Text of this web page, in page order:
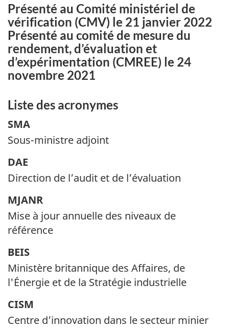
Présenté au Comité ministériel de
vérification (CMV) le 21 janvier 2022
Présenté au comité de mesure du
rendement, d’évaluation et
d’expérimentation (CMREE) le 24
novembre 2021
Liste des acronymes
SMA
Sous-ministre adjoint
DAE
Direction de l’audit et de l’évaluation
MJANR
Mise à jour annuelle des niveaux de
référence
BEIS
Ministère britannique des Affaires, de
l'Énergie et de la Stratégie industrielle
CISM
Centre d’innovation dans le secteur minier